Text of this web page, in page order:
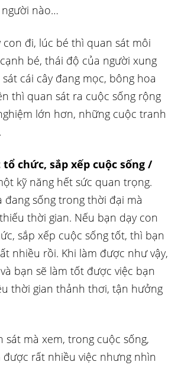
nào…
con đi, lúc bé thì quan sát môi
bé, thái độ của người xung
cái cây đang mọc, bông hoa
thì quan sát ra cuộc sống rộng
lớn hơn, những cuộc tranh
chức, sắp xếp cuộc sống /
kỹ năng hết sức quan trọng.
đang sống trong thời đại mà
thời gian. Nếu bạn dạy con
sắp xếp cuộc sống tốt, thì bạn
nhiều rồi. Khi làm được như vậy,
bạn sẽ làm tốt được việc bạn
thời gian thảnh thơi, tận hưởng
sát mà xem, trong cuộc sống,
rất nhiều việc nhưng nhìn